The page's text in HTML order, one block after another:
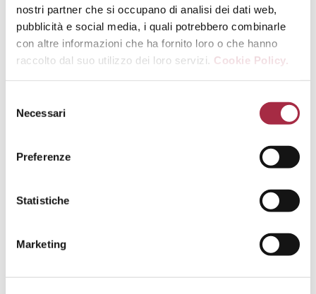
nostri partner che si occupano di analisi dei dati web,
pubblicità e social media, i quali potrebbero combinarle
con altre informazioni che ha fornito loro o che hanno
raccolto dal suo utilizzo dei loro servizi. Cookie Policy.
Necessari
Preferenze
Statistiche
Marketing